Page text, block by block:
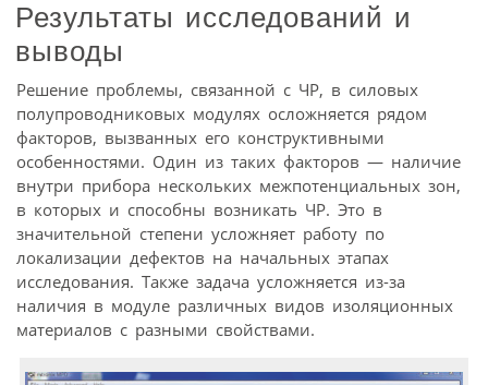
Результаты исследований и
выводы
Решение проблемы, связанной с ЧР, в силовых
полупроводниковых модулях осложняется рядом
факторов, вызванных его конструктивными
особенностями. Один из таких факторов — наличие
внутри прибора нескольких межпотенциальных зон,
в которых и способны возникать ЧР. Это в
значительной степени усложняет работу по
локализации дефектов на начальных этапах
исследования. Также задача усложняется из-за
наличия в модуле различных видов изоляционных
материалов с разными свойствами.